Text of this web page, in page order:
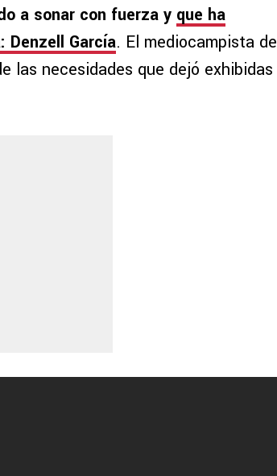
a sonar con fuerza y que ha
Denzell García. El mediocampista de
las necesidades que dejó exhibidas